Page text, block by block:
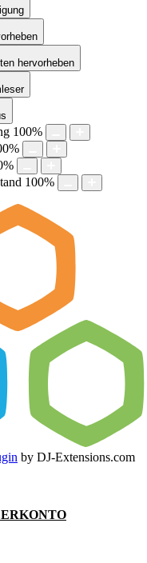
hervorheben
100%
%
%
100%
by DJ-Extensions.com